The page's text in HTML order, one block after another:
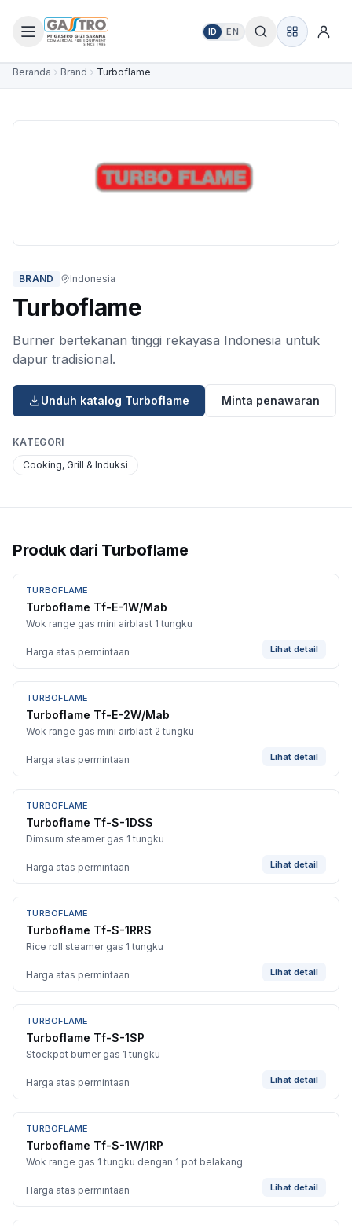
ID EN
Beranda Brand Turboflame
BRAND Indonesia
Turboflame
Burner bertekanan tinggi rekayasa Indonesia untuk
dapur tradisional.
Unduh katalog Turboflame Minta penawaran
KATEGORI
Cooking, Grill & Induksi
Produk dari Turboflame
TURBOFLAME
Turboflame Tf-E-1W/Mab
Wok range gas mini airblast 1 tungku
Harga atas permintaan Lihat detail
TURBOFLAME
Turboflame Tf-E-2W/Mab
Wok range gas mini airblast 2 tungku
Harga atas permintaan Lihat detail
TURBOFLAME
Turboflame Tf-S-1DSS
Dimsum steamer gas 1 tungku
Harga atas permintaan Lihat detail
TURBOFLAME
Turboflame Tf-S-1RRS
Rice roll steamer gas 1 tungku
Harga atas permintaan Lihat detail
TURBOFLAME
Turboflame Tf-S-1SP
Stockpot burner gas 1 tungku
Harga atas permintaan Lihat detail
TURBOFLAME
Turboflame Tf-S-1W/1RP
Wok range gas 1 tungku dengan 1 pot belakang
Harga atas permintaan Lihat detail